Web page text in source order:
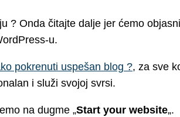
? Onda čitajte dalje jer ćemo
u.
pokrenuti uspešan blog ?, za sve
i služi svojoj svrsi.
na dugme „Start your website„.